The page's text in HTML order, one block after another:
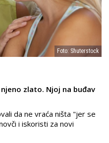
Foto: Shuterstock
zlato. Njoj na buđav
da ne vraća ništa "jer se
i iskoristi za novi